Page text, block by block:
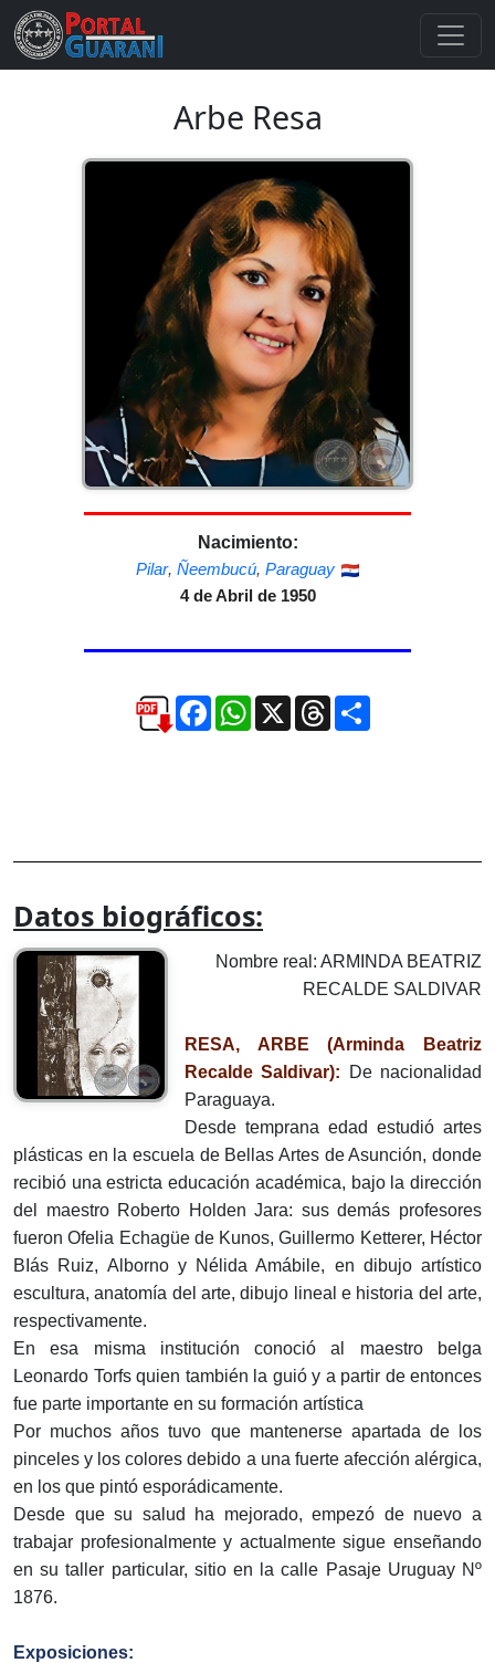
Arbe Resa
Nacimiento:
Pilar, Ñeembucú, Paraguay
4 de Abril de 1950
FacebookWhatsApp
X ThreadsCompartir
Datos biográficos:
Nombre real: ARMINDA BEATRIZ
RECALDE SALDIVAR
RESA, ARBE (Arminda Beatriz
Recalde Saldivar): De nacionalidad
Paraguaya.
Desde temprana edad estudió artes
plásticas en la escuela de Bellas Artes de Asunción, donde
recibió una estricta educación académica, bajo la dirección
del maestro Roberto Holden Jara: sus demás profesores
fueron Ofelia Echagüe de Kunos, Guillermo Ketterer, Héctor
BIás Ruiz, Alborno y Nélida Amábile, en dibujo artístico
escultura, anatomía del arte, dibujo lineal e historia del arte,
respectivamente.
En esa misma institución conoció al maestro belga
Leonardo Torfs quien también la guió y a partir de entonces
fue parte importante en su formación artística
Por muchos años tuvo que mantenerse apartada de los
pinceles y los colores debido a una fuerte afección alérgica,
en los que pintó esporádicamente.
Desde que su salud ha mejorado, empezó de nuevo a
trabajar profesionalmente y actualmente sigue enseñando
en su taller particular, sitio en la calle Pasaje Uruguay Nº
1876.
Exposiciones: